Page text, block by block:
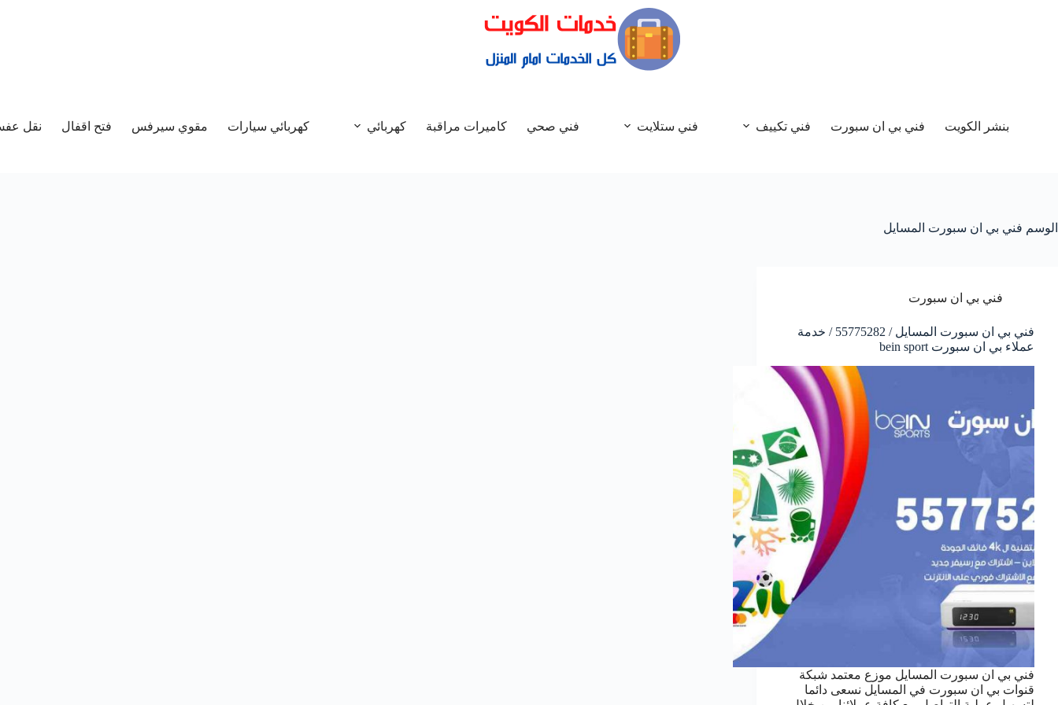
بنشر الكويت فني بي ان سبورت فني تكييف فني ستلايت فني صحي كاميرات مراقبة كهربائي كهربائي سيارات مقوي سيرفس فتح اقفال نقل
الوسم فني بي ان سبورت المسايل
فني بي ان سبورت
فني بي ان سبورت المسايل / 55775282 / خدمة
عملاء بي ان سبورت bein sport
فني بي ان سبورت المسايل موزع معتمد شبكة
قنوات بي ان سبورت في المسايل نسعى دائما